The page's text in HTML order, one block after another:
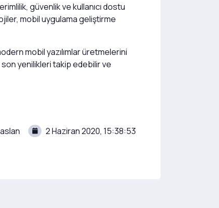
güvenlik ve kullanıcı dostu
mobil uygulama geliştirme
mobil yazılımlar üretmelerini
yenilikleri takip edebilir ve
2 Haziran 2020, 15:38:53